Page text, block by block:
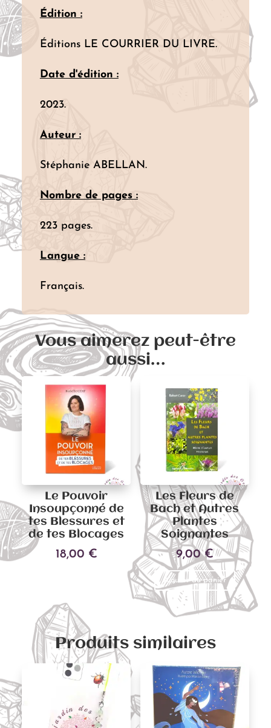
Édition :
Éditions LE COURRIER DU LIVRE.
Date d'édition :
2023.
Auteur :
Stéphanie ABELLAN.
Nombre de pages :
223 pages.
Langue :
Français.
Vous aimerez peut-être
aussi…
Le Pouvoir
Insoupçonné de
tes Blessures et
de tes Blocages
18,00 €
Les Fleurs de
Bach et Autres
Plantes
Soignantes
9,00€
Ajouter au panier
Produits similaires